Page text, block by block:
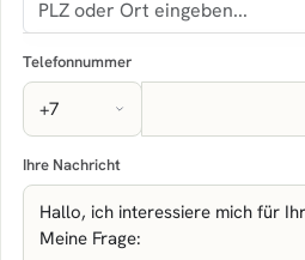
Telefonnummer
Ihre Nachricht